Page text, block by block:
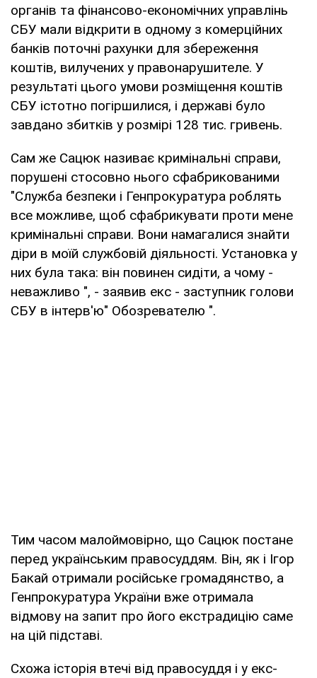
органів та фінансово-економічних управлінь
СБУ мали відкрити в одному з комерційних
банків поточні рахунки для збереження
коштів, вилучених у правонарушителе. У
результаті цього умови розміщення коштів
СБУ істотно погіршилися, і державі було
завдано збитків у розмірі 128 тис. гривень.
Сам же Сацюк називає кримінальні справи,
порушені стосовно нього сфабрикованими
"Служба безпеки і Генпрокуратура роблять
все можливе, щоб сфабрикувати проти мене
кримінальні справи. Вони намагалися знайти
діри в моїй службовій діяльності. Установка у
них була така: він повинен сидіти, а чому -
неважливо ", - заявив екс - заступник голови
СБУ в інтерв'ю" Обозревателю ".
Тим часом малоймовірно, що Сацюк постане
перед українським правосуддям. Він, як і Ігор
Бакай отримали російське громадянство, а
Генпрокуратура України вже отримала
відмову на запит про його екстрадицію саме
на цій підставі.
Схожа історія втечі від правосуддя і у екс-